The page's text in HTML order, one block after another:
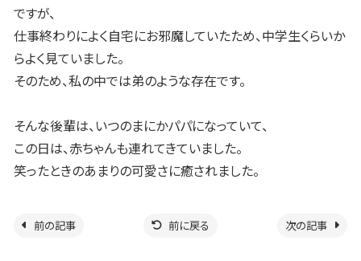
ですが、
仕事終わりによく自宅にお邪魔していたため、中学生くらいか
らよく見ていました。
そのため、私の中では弟のような存在です。
そんな後輩は、いつのまにかパパになっていて、
この日は、赤ちゃんも連れてきていました。
笑ったときのあまりの可愛さに癒されました。
前の記事 前に戻る 次の記事